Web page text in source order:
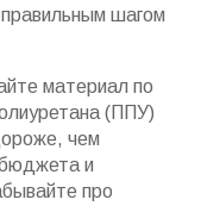
шагом
материал по
(ППУ)
чем
и
про